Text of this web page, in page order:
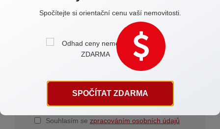
Souhlasím se zpracováním osobních údajů
Spočítejte si orientační cenu vaší nemovitosti.
SPOČÍTAT ZDARMA